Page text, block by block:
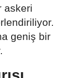
askeri
geniş bir